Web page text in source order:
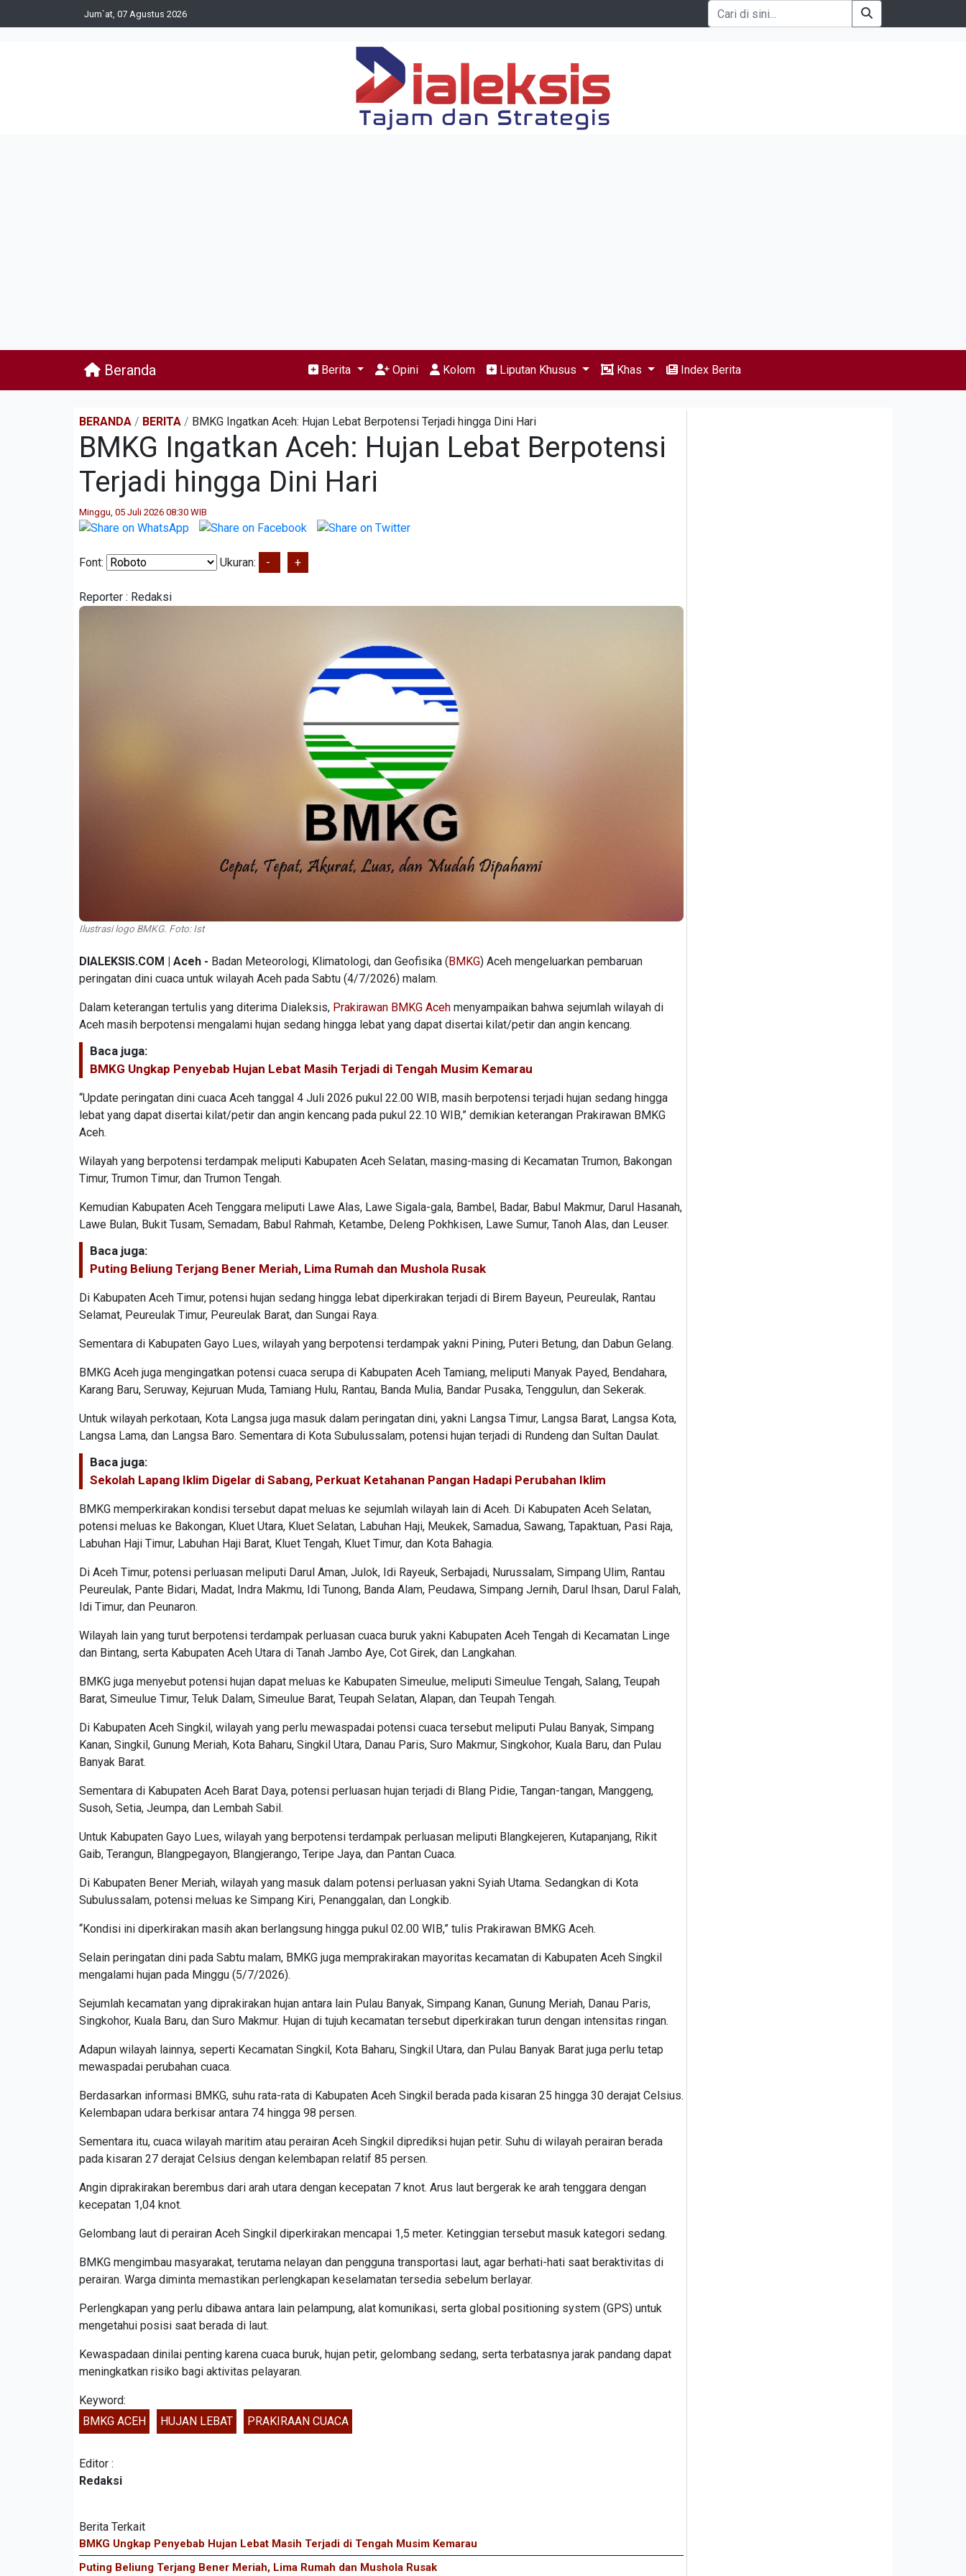
Jum`at, 07 Agustus 2026
Beranda Berita Opini Kolom Liputan Khusus Khas Index Berita
BERANDA / BERITA / BMKG Ingatkan Aceh: Hujan Lebat Berpotensi Terjadi hingga Dini Hari
BMKG Ingatkan Aceh: Hujan Lebat Berpotensi
Terjadi hingga Dini Hari
Minggu, 05 Juli 2026 08:30 WIB
Font: Ukuran: - +
Reporter : Redaksi
Ilustrasi logo BMKG. Foto: Ist
DIALEKSIS.COM | Aceh - Badan Meteorologi, Klimatologi, dan Geofisika ( BMKG) Aceh mengeluarkan pembaruan
peringatan dini cuaca untuk wilayah Aceh pada Sabtu (4/7/2026) malam.
Dalam keterangan tertulis yang diterima Dialeksis, Prakirawan BMKG Aceh menyampaikan bahwa sejumlah wilayah di
Aceh masih berpotensi mengalami hujan sedang hingga lebat yang dapat disertai kilat/petir dan angin kencang.
Baca juga:
BMKG Ungkap Penyebab Hujan Lebat Masih Terjadi di Tengah Musim Kemarau
“Update peringatan dini cuaca Aceh tanggal 4 Juli 2026 pukul 22.00 WIB, masih berpotensi terjadi hujan sedang hingga
lebat yang dapat disertai kilat/petir dan angin kencang pada pukul 22.10 WIB,” demikian keterangan Prakirawan BMKG
Aceh.
Wilayah yang berpotensi terdampak meliputi Kabupaten Aceh Selatan, masing-masing di Kecamatan Trumon, Bakongan
Timur, Trumon Timur, dan Trumon Tengah.
Kemudian Kabupaten Aceh Tenggara meliputi Lawe Alas, Lawe Sigala-gala, Bambel, Badar, Babul Makmur, Darul Hasanah,
Lawe Bulan, Bukit Tusam, Semadam, Babul Rahmah, Ketambe, Deleng Pokhkisen, Lawe Sumur, Tanoh Alas, dan Leuser.
Baca juga:
Puting Beliung Terjang Bener Meriah, Lima Rumah dan Mushola Rusak
Di Kabupaten Aceh Timur, potensi hujan sedang hingga lebat diperkirakan terjadi di Birem Bayeun, Peureulak, Rantau
Selamat, Peureulak Timur, Peureulak Barat, dan Sungai Raya.
Sementara di Kabupaten Gayo Lues, wilayah yang berpotensi terdampak yakni Pining, Puteri Betung, dan Dabun Gelang.
BMKG Aceh juga mengingatkan potensi cuaca serupa di Kabupaten Aceh Tamiang, meliputi Manyak Payed, Bendahara,
Karang Baru, Seruway, Kejuruan Muda, Tamiang Hulu, Rantau, Banda Mulia, Bandar Pusaka, Tenggulun, dan Sekerak.
Untuk wilayah perkotaan, Kota Langsa juga masuk dalam peringatan dini, yakni Langsa Timur, Langsa Barat, Langsa Kota,
Langsa Lama, dan Langsa Baro. Sementara di Kota Subulussalam, potensi hujan terjadi di Rundeng dan Sultan Daulat.
Baca juga:
Sekolah Lapang Iklim Digelar di Sabang, Perkuat Ketahanan Pangan Hadapi Perubahan Iklim
BMKG memperkirakan kondisi tersebut dapat meluas ke sejumlah wilayah lain di Aceh. Di Kabupaten Aceh Selatan,
potensi meluas ke Bakongan, Kluet Utara, Kluet Selatan, Labuhan Haji, Meukek, Samadua, Sawang, Tapaktuan, Pasi Raja,
Labuhan Haji Timur, Labuhan Haji Barat, Kluet Tengah, Kluet Timur, dan Kota Bahagia.
Di Aceh Timur, potensi perluasan meliputi Darul Aman, Julok, Idi Rayeuk, Serbajadi, Nurussalam, Simpang Ulim, Rantau
Peureulak, Pante Bidari, Madat, Indra Makmu, Idi Tunong, Banda Alam, Peudawa, Simpang Jernih, Darul Ihsan, Darul Falah,
Idi Timur, dan Peunaron.
Wilayah lain yang turut berpotensi terdampak perluasan cuaca buruk yakni Kabupaten Aceh Tengah di Kecamatan Linge
dan Bintang, serta Kabupaten Aceh Utara di Tanah Jambo Aye, Cot Girek, dan Langkahan.
BMKG juga menyebut potensi hujan dapat meluas ke Kabupaten Simeulue, meliputi Simeulue Tengah, Salang, Teupah
Barat, Simeulue Timur, Teluk Dalam, Simeulue Barat, Teupah Selatan, Alapan, dan Teupah Tengah.
Di Kabupaten Aceh Singkil, wilayah yang perlu mewaspadai potensi cuaca tersebut meliputi Pulau Banyak, Simpang
Kanan, Singkil, Gunung Meriah, Kota Baharu, Singkil Utara, Danau Paris, Suro Makmur, Singkohor, Kuala Baru, dan Pulau
Banyak Barat.
Sementara di Kabupaten Aceh Barat Daya, potensi perluasan hujan terjadi di Blang Pidie, Tangan-tangan, Manggeng,
Susoh, Setia, Jeumpa, dan Lembah Sabil.
Untuk Kabupaten Gayo Lues, wilayah yang berpotensi terdampak perluasan meliputi Blangkejeren, Kutapanjang, Rikit
Gaib, Terangun, Blangpegayon, Blangjerango, Teripe Jaya, dan Pantan Cuaca.
Di Kabupaten Bener Meriah, wilayah yang masuk dalam potensi perluasan yakni Syiah Utama. Sedangkan di Kota
Subulussalam, potensi meluas ke Simpang Kiri, Penanggalan, dan Longkib.
“Kondisi ini diperkirakan masih akan berlangsung hingga pukul 02.00 WIB,” tulis Prakirawan BMKG Aceh.
Selain peringatan dini pada Sabtu malam, BMKG juga memprakirakan mayoritas kecamatan di Kabupaten Aceh Singkil
mengalami hujan pada Minggu (5/7/2026).
Sejumlah kecamatan yang diprakirakan hujan antara lain Pulau Banyak, Simpang Kanan, Gunung Meriah, Danau Paris,
Singkohor, Kuala Baru, dan Suro Makmur. Hujan di tujuh kecamatan tersebut diperkirakan turun dengan intensitas ringan.
Adapun wilayah lainnya, seperti Kecamatan Singkil, Kota Baharu, Singkil Utara, dan Pulau Banyak Barat juga perlu tetap
mewaspadai perubahan cuaca.
Berdasarkan informasi BMKG, suhu rata-rata di Kabupaten Aceh Singkil berada pada kisaran 25 hingga 30 derajat Celsius.
Kelembapan udara berkisar antara 74 hingga 98 persen.
Sementara itu, cuaca wilayah maritim atau perairan Aceh Singkil diprediksi hujan petir. Suhu di wilayah perairan berada
pada kisaran 27 derajat Celsius dengan kelembapan relatif 85 persen.
Angin diprakirakan berembus dari arah utara dengan kecepatan 7 knot. Arus laut bergerak ke arah tenggara dengan
kecepatan 1,04 knot.
Gelombang laut di perairan Aceh Singkil diperkirakan mencapai 1,5 meter. Ketinggian tersebut masuk kategori sedang.
BMKG mengimbau masyarakat, terutama nelayan dan pengguna transportasi laut, agar berhati-hati saat beraktivitas di
perairan. Warga diminta memastikan perlengkapan keselamatan tersedia sebelum berlayar.
Perlengkapan yang perlu dibawa antara lain pelampung, alat komunikasi, serta global positioning system (GPS) untuk
mengetahui posisi saat berada di laut.
Kewaspadaan dinilai penting karena cuaca buruk, hujan petir, gelombang sedang, serta terbatasnya jarak pandang dapat
meningkatkan risiko bagi aktivitas pelayaran.
Keyword:
BMKG ACEH
HUJAN LEBAT PRAKIRAAN CUACA
Editor :
Redaksi
Berita Terkait
BMKG Ungkap Penyebab Hujan Lebat Masih Terjadi di Tengah Musim Kemarau
Puting Beliung Terjang Bener Meriah, Lima Rumah dan Mushola Rusak